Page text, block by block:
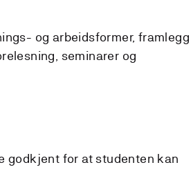
og arbeidsformer, framlegg
seminarer og
for at studenten kan